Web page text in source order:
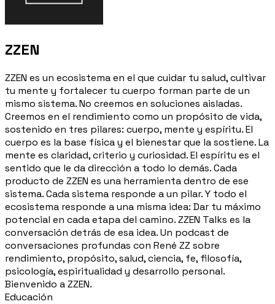
ZZEN
ZZEN es un ecosistema en el que cuidar tu salud, cultivar
tu mente y fortalecer tu cuerpo forman parte de un
mismo sistema. No creemos en soluciones aisladas.
Creemos en el rendimiento como un propósito de vida,
sostenido en tres pilares: cuerpo, mente y espíritu. El
cuerpo es la base física y el bienestar que la sostiene. La
mente es claridad, criterio y curiosidad. El espíritu es el
sentido que le da dirección a todo lo demás. Cada
producto de ZZEN es una herramienta dentro de ese
sistema. Cada sistema responde a un pilar. Y todo el
ecosistema responde a una misma idea: Dar tu máximo
potencial en cada etapa del camino. ZZEN Talks es la
conversación detrás de esa idea. Un podcast de
conversaciones profundas con René ZZ sobre
rendimiento, propósito, salud, ciencia, fe, filosofía,
psicología, espiritualidad y desarrollo personal.
Bienvenido a ZZEN.
Educación